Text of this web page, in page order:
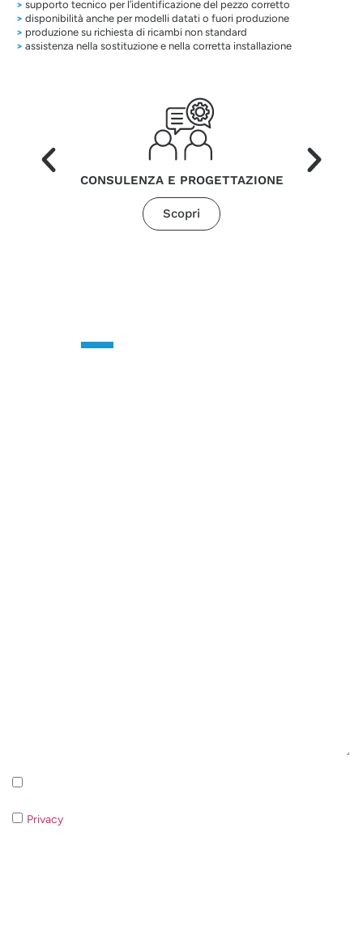
> supporto tecnico per l’identificazione del pezzo corretto
> disponibilità anche per modelli datati o fuori produzione
> produzione su richiesta di ricambi non standard
> assistenza nella sostituzione e nella corretta installazione
CONSULENZA E PROGETTAZIONE
Scopri
Privacy